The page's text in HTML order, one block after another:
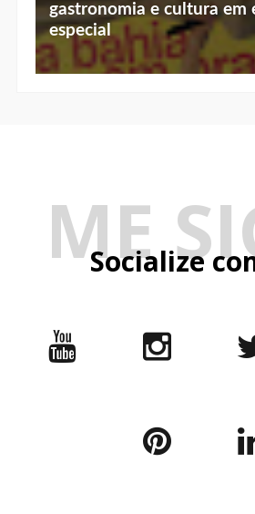
gastronomia e cultura em
especial
ME
Socialize